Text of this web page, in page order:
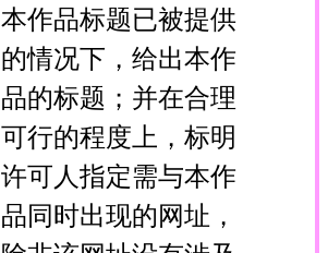
本作品标题已被提供
的情况下，给出本作
品的标题；并在合理
可行的程度上，标明
许可人指定需与本作
品同时出现的网址，